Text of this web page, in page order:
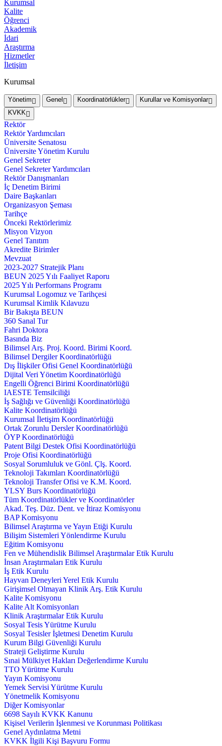
Kurumsal
Kalite
Öğrenci
Akademik
İdari
Araştırma
Hizmetler
İletişim
Kurumsal
Yönetim Genel Koordinatörlükler
Kurullar ve Komisyonlar
KVKK
Rektör
Rektör Yardımcıları
Üniversite Senatosu
Üniversite Yönetim Kurulu
Genel Sekreter
Genel Sekreter Yardımcıları
Rektör Danışmanları
İç Denetim Birimi
Daire Başkanları
Organizasyon Şeması
Tarihçe
Önceki Rektörlerimiz
Misyon Vizyon
Genel Tanıtım
Akredite Birimler
Mevzuat
2023-2027 Stratejik Planı
BEUN 2025 Yılı Faaliyet Raporu
2025 Yılı Performans Programı
Kurumsal Logomuz ve Tarihçesi
Kurumsal Kimlik Kılavuzu
Bir Bakışta BEUN
360 Sanal Tur
Fahri Doktora
Basında Biz
Bilimsel Arş. Proj. Koord. Birimi Koord.
Bilimsel Dergiler Koordinatörlüğü
Dış İlişkiler Ofisi Genel Koordinatörlüğü
Dijital Veri Yönetim Koordinatörlüğü
Engelli Öğrenci Birimi Koordinatörlüğü
IAESTE Temsilciliği
İş Sağlığı ve Güvenliği Koordinatörlüğü
Kalite Koordinatörlüğü
Kurumsal İletişim Koordinatörlüğü
Ortak Zorunlu Dersler Koordinatörlüğü
ÖYP Koordinatörlüğü
Patent Bilgi Destek Ofisi Koordinatörlüğü
Proje Ofisi Koordinatörlüğü
Sosyal Sorumluluk ve Gönl. Çlş. Koord.
Teknoloji Takımları Koordinatörlüğü
Teknoloji Transfer Ofisi ve K.M. Koord.
YLSY Burs Koordinatörlüğü
Tüm Koordinatörlükler ve Koordinatörler
Akad. Teş. Düz. Dent. ve İtiraz Komisyonu
BAP Komisyonu
Bilimsel Araştırma ve Yayın Etiği Kurulu
Bilişim Sistemleri Yönlendirme Kurulu
Eğitim Komisyonu
Fen ve Mühendislik Bilimsel Araştırmalar Etik Kurulu
İnsan Araştırmaları Etik Kurulu
İş Etik Kurulu
Hayvan Deneyleri Yerel Etik Kurulu
Girişimsel Olmayan Klinik Arş. Etik Kurulu
Kalite Komisyonu
Kalite Alt Komisyonları
Klinik Araştırmalar Etik Kurulu
Sosyal Tesis Yürütme Kurulu
Sosyal Tesisler İşletmesi Denetim Kurulu
Kurum Bilgi Güvenliği Kurulu
Strateji Geliştirme Kurulu
Sınai Mülkiyet Hakları Değerlendirme Kurulu
TTO Yürütme Kurulu
Yayın Komisyonu
Yemek Servisi Yürütme Kurulu
Yönetmelik Komisyonu
Diğer Komisyonlar
6698 Sayılı KVKK Kanunu
Kişisel Verilerin İşlenmesi ve Korunması Politikası
Genel Aydınlatma Metni
KVKK İlgili Kişi Başvuru Formu